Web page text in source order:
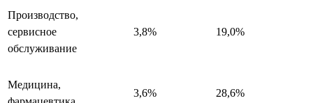
Производство,
сервисное
обслуживание
3,8% 19,0%
Медицина,
3,6% 28,6%